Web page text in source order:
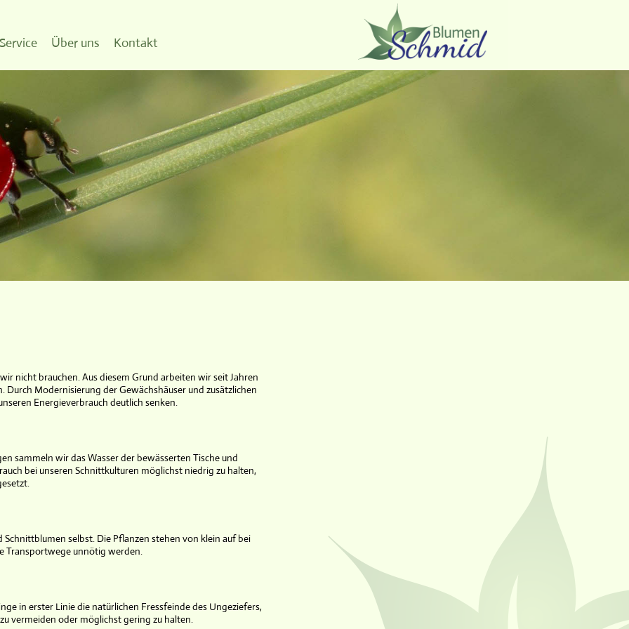
Service Über uns Kontakt
nicht brauchen. Aus diesem Grund arbeiten wir seit Jahren
Durch Modernisierung der Gewächshäuser und zusätzlichen
Energieverbrauch deutlich senken.
sammeln wir das Wasser der bewässerten Tische und
bei unseren Schnittkulturen möglichst niedrig zu halten,
selbst. Die Pflanzen stehen von klein auf bei
Transportwege unnötig werden.
in erster Linie die natürlichen Fressfeinde des Ungeziefers,
vermeiden oder möglichst gering zu halten.